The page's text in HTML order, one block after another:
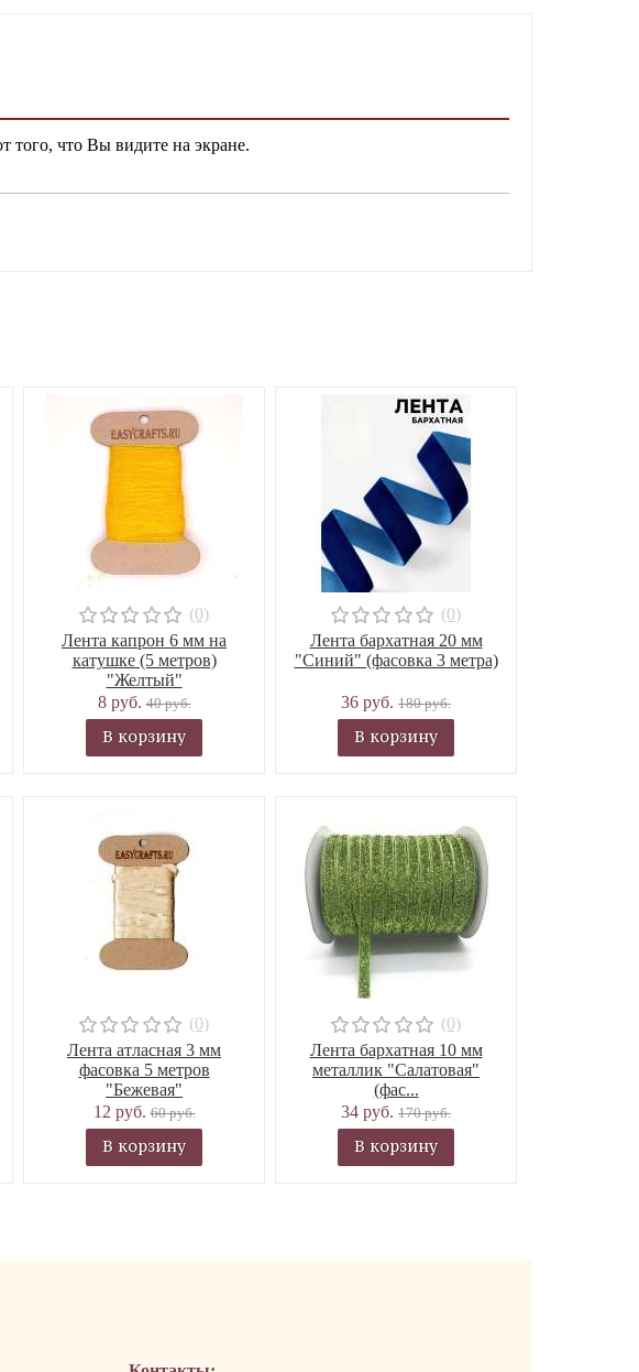
того, что Вы видите на экране.
(0)
Лента капрон 6 мм на
катушке (5 метров)
"Желтый"
8 руб.40 руб.
В корзину
(0)
Лента бархатная 20 мм
"Синий" (фасовка 3 метра)
36 руб. 180 руб.
В корзину
(0)
Лента атласная 3 мм
фасовка 5 метров
"Бежевая"
12 руб.60 руб.
В корзину
(0)
Лента бархатная 10 мм
металлик "Салатовая"
(фас...
34 руб. 170 руб.
В корзину